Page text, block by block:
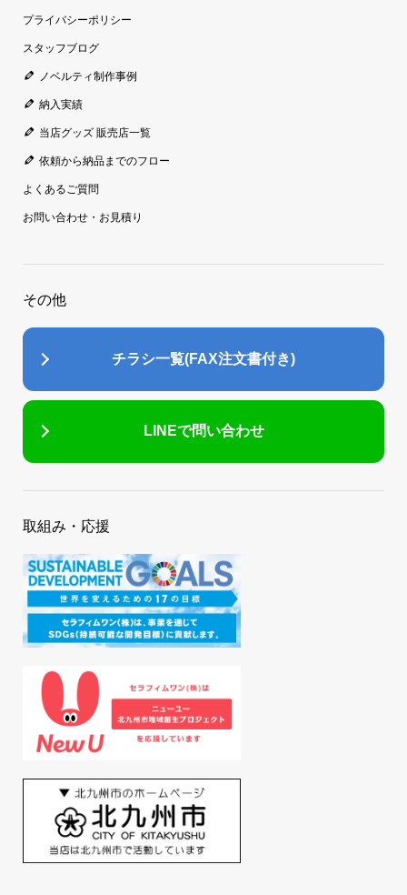
プライバシーポリシー
スタッフブログ
ノベルティ制作事例
納入実績
当店グッズ 販売店一覧
依頼から納品までのフロー
よくあるご質問
お問い合わせ・お見積り
その他
チラシ一覧(FAX注文書付き)
LINEで問い合わせ
取組み・応援